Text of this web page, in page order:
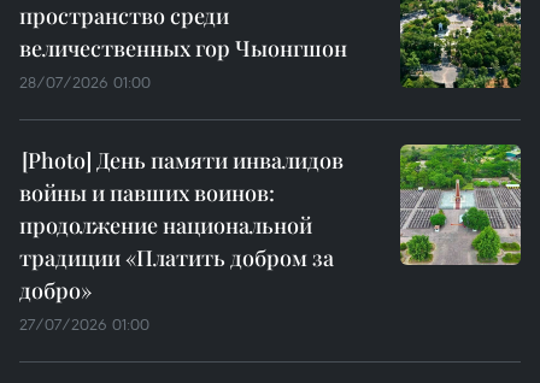
пространство среди
величественных гор Чыонгшон
28/07/2026 01:00
День памяти инвалидов
войны и павших воинов:
продолжение национальной
традиции «Платить добром за
добро»
27/07/2026 01:00